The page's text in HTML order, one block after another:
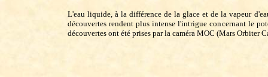
L'eau liquide, à la différence de la glace et de la vapeur
découvertes rendent plus intense l'intrigue concernant le
découvertes ont été prises par la caméra MOC (Mars Orbiter